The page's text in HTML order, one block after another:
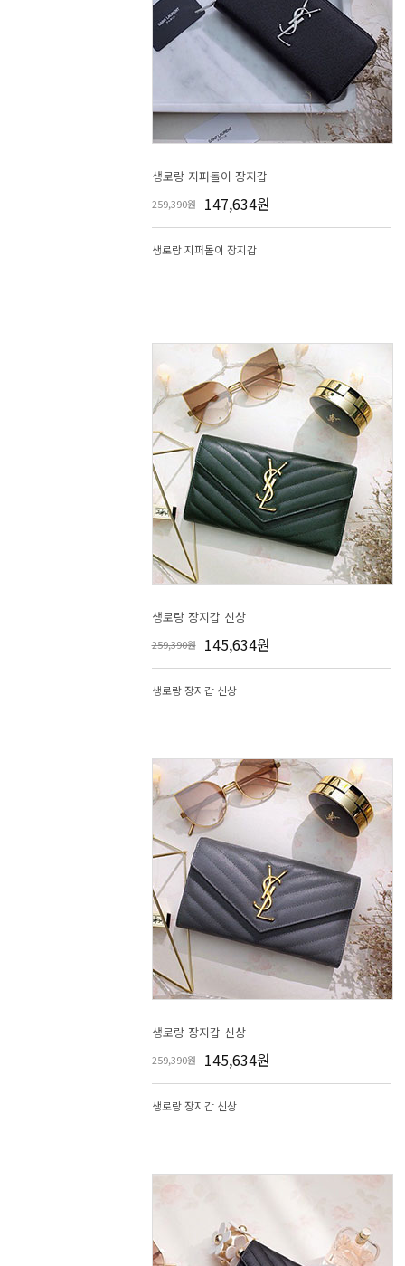
생로랑 지퍼돌이 장지갑
259,390원 147,634원
생로랑 지퍼돌이 장지갑
생로랑 장지갑 신상
259,390원 145,634원
생로랑 장지갑 신상
생로랑 장지갑 신상
259,390원 145,634원
생로랑 장지갑 신상